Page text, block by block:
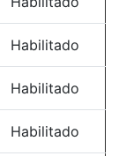
Habilitado
Habilitado
Habilitado